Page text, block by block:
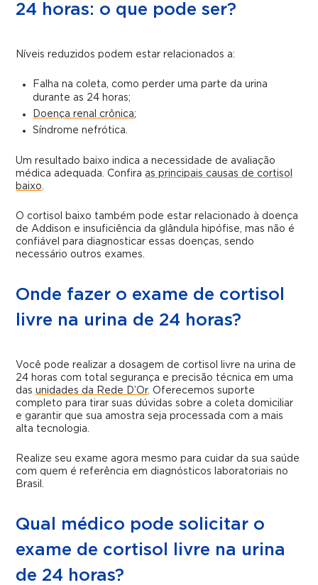
24 horas: o que pode ser?
Níveis reduzidos podem estar relacionados a:
Falha na coleta, como perder uma parte da urina
durante as 24 horas;
Doença renal crônica;
Síndrome nefrótica.
Um resultado baixo indica a necessidade de avaliação
médica adequada. Confira as principais causas de cortisol
baixo.
O cortisol baixo também pode estar relacionado à doença
de Addison e insuficiência da glândula hipófise, mas não é
confiável para diagnosticar essas doenças, sendo
necessário outros exames.
Onde fazer o exame de cortisol
livre na urina de 24 horas?
Você pode realizar a dosagem de cortisol livre na urina de
24 horas com total segurança e precisão técnica em uma
dasunidades da Rede D’Or. Oferecemos suporte
completo para tirar suas dúvidas sobre a coleta domiciliar
e garantir que sua amostra seja processada com a mais
alta tecnologia.
Realize seu exame agora mesmo para cuidar da sua saúde
com quem é referência em diagnósticos laboratoriais no
Brasil.
Qual médico pode solicitar o
exame de cortisol livre na urina
de 24 horas?